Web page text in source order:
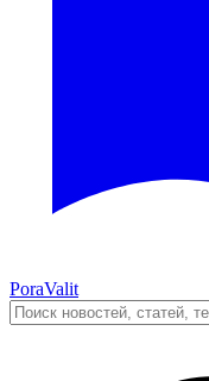
PoraValit